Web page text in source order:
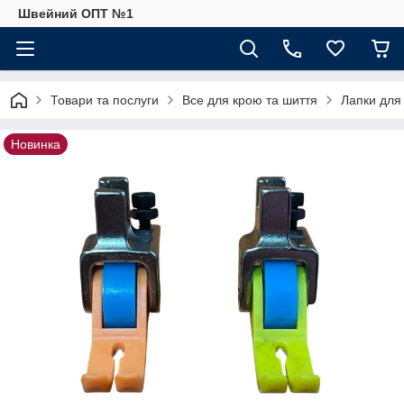
Швейний ОПТ №1
Товари та послуги Все для крою та шиття Лапки
Новинка